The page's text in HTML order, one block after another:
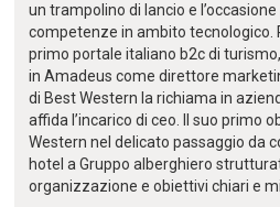
un trampolino di lancio e
competenze in ambito tecnologico.
primo portale italiano b2c di
in Amadeus come direttore
di Best Western la richiama in
affida l’incarico di ceo. Il suo primo
Western nel delicato passaggio da
hotel a Gruppo alberghiero
organizzazione e obiettivi chiari e